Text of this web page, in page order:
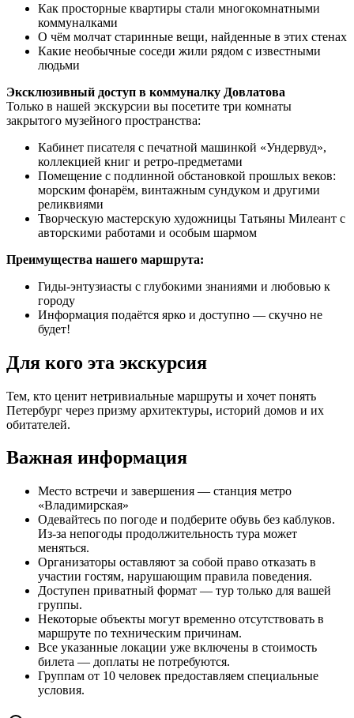
Как просторные квартиры стали многокомнатными
коммуналками
О чём молчат старинные вещи, найденные в этих стенах
Какие необычные соседи жили рядом с известными
людьми
Эксклюзивный доступ в коммуналку Довлатова
Только в нашей экскурсии вы посетите три комнаты
закрытого музейного пространства:
Кабинет писателя с печатной машинкой «Ундервуд»,
коллекцией книг и ретро-предметами
Помещение с подлинной обстановкой прошлых веков:
морским фонарём, винтажным сундуком и другими
реликвиями
Творческую мастерскую художницы Татьяны Милеант с
авторскими работами и особым шармом
Преимущества нашего маршрута:
Гиды-энтузиасты с глубокими знаниями и любовью к
городу
Информация подаётся ярко и доступно — скучно не
будет!
Для кого эта экскурсия
Тем, кто ценит нетривиальные маршруты и хочет понять
Петербург через призму архитектуры, историй домов и их
обитателей.
Важная информация
Место встречи и завершения — станция метро
«Владимирская»
Одевайтесь по погоде и подберите обувь без каблуков.
Из-за непогоды продолжительность тура может
меняться.
Организаторы оставляют за собой право отказать в
участии гостям, нарушающим правила поведения.
Доступен приватный формат — тур только для вашей
группы.
Некоторые объекты могут временно отсутствовать в
маршруте по техническим причинам.
Все указанные локации уже включены в стоимость
билета — доплаты не потребуются.
Группам от 10 человек предоставляем специальные
условия.